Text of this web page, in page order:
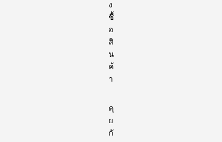
ง
ชื้
อ
สิ
น
ค้
า
คุ
ย
กั